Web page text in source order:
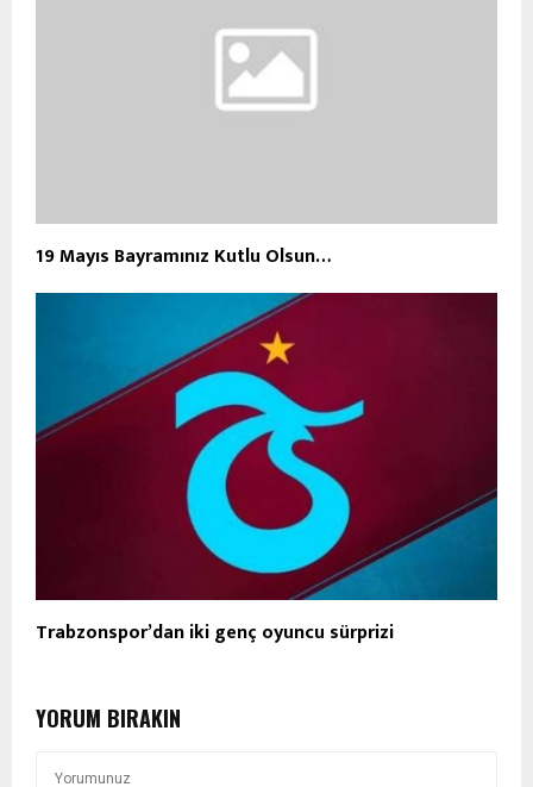
19 Mayıs Bayramınız Kutlu Olsun…
Trabzonspor’dan iki genç oyuncu sürprizi
YORUM BIRAKIN